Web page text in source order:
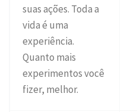
suas ações. Toda a
vida é uma
experiência.
Quanto mais
experimentos você
fizer, melhor.